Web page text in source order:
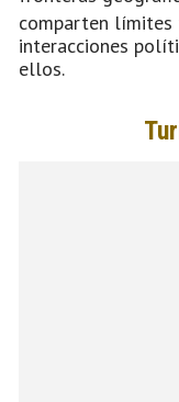
comparten límites
interacciones
ellos.